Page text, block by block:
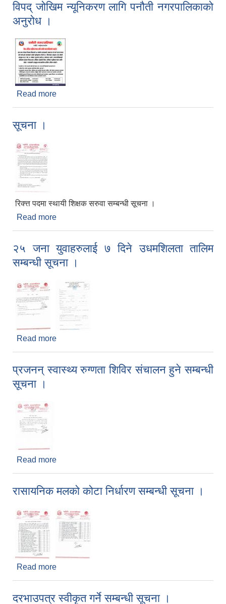
विपद् जोखिम न्यूनिकरण लागि पनौती नगरपालिकाको
अनुरोध ।
Read more
सूचना ।
रिक्त्त पदमा स्थायी शिक्षक सरुवा सम्बन्धी सूचना ।
Read more
२५ जना युवाहरुलाई ७ दिने उधमशिलता तालिम
सम्बन्धी सूचना ।
Read more
प्रजनन् स्वास्थ्य रुग्णता शिविर संचालन हुने सम्बन्धी
सूचना ।
Read more
रासायनिक मलको कोटा निर्धारण सम्बन्धी सूचना ।
Read more
दरभाउपत्र स्वीकृत गर्ने सम्बन्धी सूचना ।